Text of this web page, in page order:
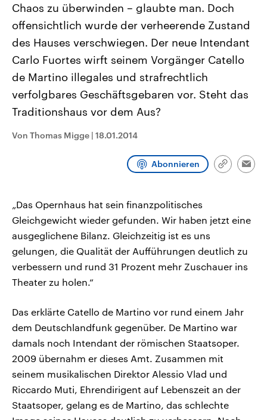
Landtagswahl Sachsen-Anhalt
2026
Alle Informationen
Sachsen-Anhalt wählt am 6.
September 2026 einen neuen
Landtag. Seit 2021 wird das
Bundesland von einer Koalition aus
CDU, SPD und FDP regiert.-
Umfragen, Prognosen,
Wahlprogramme, aktuelle Berichte
und Hintergründe zu den Parteien
Wahl.
Aktuelle Beiträge,
Hintergründe
Wirtschaftlich und
gehören die Vereinigten
den mächtigsten Ländern
mit großem Einfluss auf
Sendungen Programm Podcasts
Chaos zu überwinden – glaubte man. Doch
offensichtlich wurde der verheerende Zustand
des Hauses verschwiegen. Der neue Intendant
Carlo Fuortes wirft seinem Vorgänger Catello
de Martino illegales und strafrechtlich
verfolgbares Geschäftsgebaren vor. Steht das
Traditionshaus vor dem Aus?
Von Thomas Migge | 18.01.2014
Abonnieren
Link
„Das Opernhaus hat sein finanzpolitisches
Gleichgewicht wieder gefunden. Wir haben jetzt eine
ausgeglichene Bilanz. Gleichzeitig ist es uns
gelungen, die Qualität der Aufführungen deutlich zu
verbessern und rund 31 Prozent mehr Zuschauer ins
Theater zu holen.“
Das erklärte Catello de Martino vor rund einem Jahr
dem Deutschlandfunk gegenüber. De Martino war
damals noch Intendant der römischen Staatsoper.
2009 übernahm er dieses Amt. Zusammen mit
seinem musikalischen Direktor Alessio Vlad und
Riccardo Muti, Ehrendirigent auf Lebenszeit an der
Staatsoper, gelang es de Martino, das schlechte